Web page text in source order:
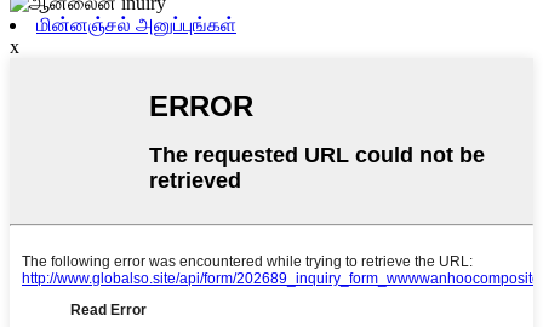
மின்னஞ்சல் அனுப்புங்கள்
x